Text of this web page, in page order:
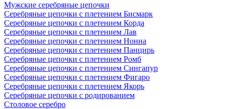
Мужские серебряные цепочки
Серебряные цепочки с плетением Бисмарк
Серебряные цепочки с плетением Корда
Серебряные цепочки с плетением Лав
Серебряные цепочки с плетением Нонна
Серебряные цепочки с плетением Панцирь
Серебряные цепочки с плетением Ромб
Серебряные цепочки с плетением Сингапур
Серебряные цепочки с плетением Фигаро
Серебряные цепочки с плетением Якорь
Серебряные цепочки с родированием
Столовое серебро